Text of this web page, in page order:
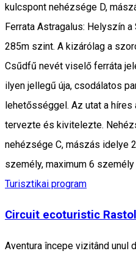
kulcspont nehézsége D,
Ferrata Astragalus: Helyszín
285m szint. A kizárólag a
Csűdfű nevét viselő ferráta
ilyen jellegű úja, csodálatos
lehetősséggel. Az utat a híres
tervezte és kivitelezte.
nehézsége C, mászás idelye
személy, maximum 6 személy
Turisztikai program
Circuit ecoturistic
Aventura începe vizitând unul